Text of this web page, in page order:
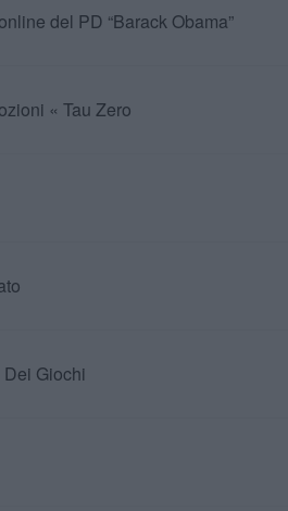
del PD “Barack Obama”
« Tau Zero
Giochi